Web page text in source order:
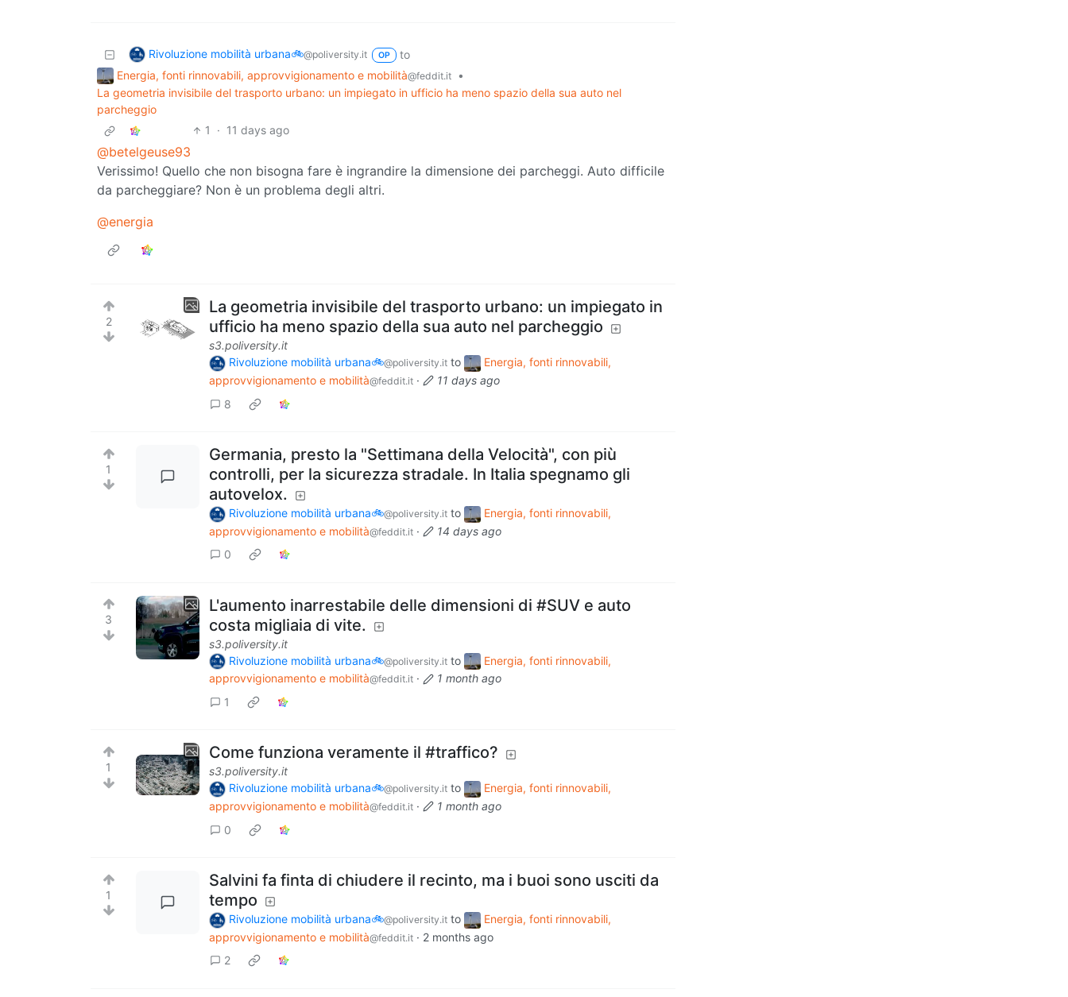
Rivoluzione mobilità urbana🚲@poliversity.it OP
to
Energia, fonti rinnovabili, approvvigionamento e mobilità@feddit.it
•
La geometria invisibile del trasporto urbano: un impiegato in ufficio ha meno spazio della sua auto nel
parcheggio
1
· 11 days ago
@betelgeuse93
Verissimo! Quello che non bisogna fare è ingrandire la dimensione dei parcheggi. Auto difficile
da parcheggiare? Non è un problema degli altri.
@energia
2
La geometria invisibile del trasporto urbano: un impiegato in
ufficio ha meno spazio della sua auto nel parcheggio
s3.poliversity.it
Rivoluzione mobilità urbana🚲@poliversity.it to
Energia, fonti rinnovabili,
approvvigionamento e mobilità@feddit.it ·
11 days ago
8
1
Germania, presto la "Settimana della Velocità", con più
controlli, per la sicurezza stradale. In Italia spegnamo gli
autovelox.
Rivoluzione mobilità urbana🚲@poliversity.it to
Energia, fonti rinnovabili,
approvvigionamento e mobilità@feddit.it ·
14 days ago
0
3
L'aumento inarrestabile delle dimensioni di #SUV e auto
costa migliaia di vite.
s3.poliversity.it
Rivoluzione mobilità urbana🚲@poliversity.it to
Energia, fonti rinnovabili,
approvvigionamento e mobilità@feddit.it ·
1 month ago
1
1
Come funziona veramente il #traffico?
s3.poliversity.it
Rivoluzione mobilità urbana🚲@poliversity.it to
Energia, fonti rinnovabili,
approvvigionamento e mobilità@feddit.it ·
1 month ago
0
1
Salvini fa finta di chiudere il recinto, ma i buoi sono usciti da
tempo
Rivoluzione mobilità urbana🚲@poliversity.it to
Energia, fonti rinnovabili,
approvvigionamento e mobilità@feddit.it · 2 months ago
2